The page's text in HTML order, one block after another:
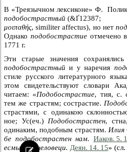
В «Треязычном лексиконе» Ф.
подобострастный (&Ґ12387;
μοιπαθής, similiter affectus), но нет
Однако подобострастиеотмечено в
1771 г.
Эти старые значения
подобострастный и у наречия
стиле русского литературного
этом свидетельствуют словари
читаем: «Подобострастие, тия, с.
тем же страстям; сострастие.
страстями, с одинакою
ное; Ус(еч.) Подобострастен,
одинаким, подобным страстям. Илия
бе подобострастен нам. Иаков. 5.
есмы вам человеци. Деян. 14. 15»